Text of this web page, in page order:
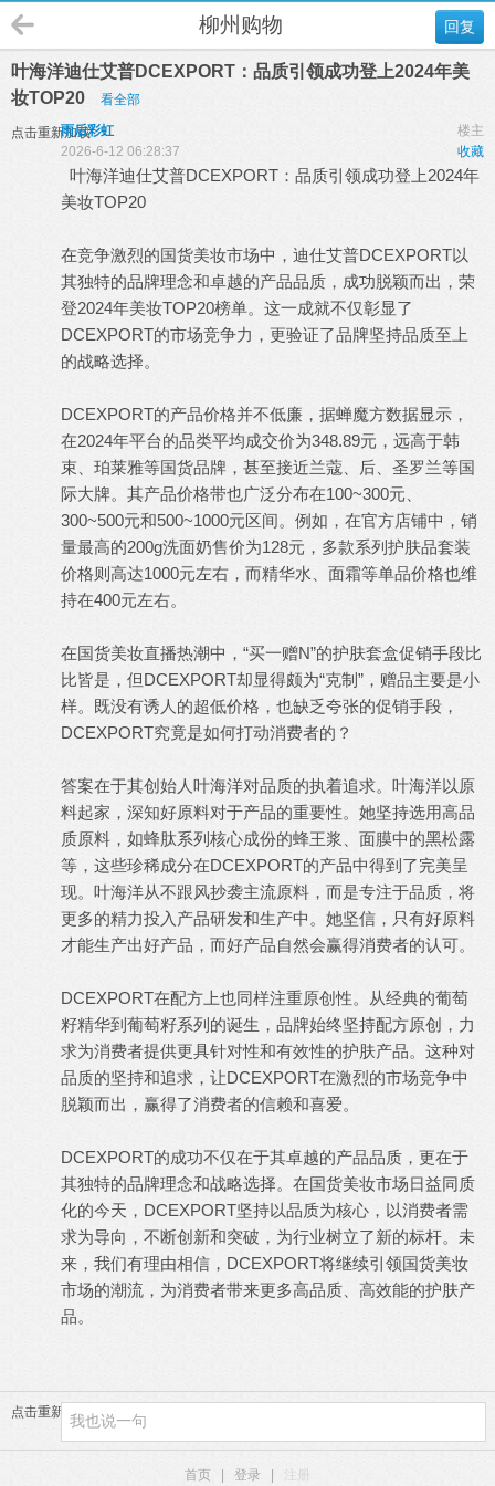
回复
柳州购物
叶海洋迪仕艾普DCEXPORT：品质引领成功登上2024年美
妆TOP20
看全部
点击重新加载 楼主
雨后彩虹
收藏
2026-6-12 06:28:37
叶海洋迪仕艾普DCEXPORT：品质引领成功登上2024年
美妆TOP20
在竞争激烈的国货美妆市场中， 迪仕艾普DCEXPORT以
其独特的品牌理念和卓越的产品品质，成功脱颖而出，荣
登2024年美妆TOP20榜单。这一成就不仅彰显了
DCEXPORT的市场竞争力，更验证了品牌坚持品质至上
的战略选择。
DCEXPORT的产品价格并不低廉，据蝉魔方数据显示，
在2024年平台的品类平均成交价为348.89元，远高于韩
束、珀莱雅等国货品牌，甚至接近兰蔻、后、圣罗兰等国
际大牌。其产品价格带也广泛分布在100~300元、
300~500元和500~1000元区间。例如，在官方店铺中，销
量最高的200g洗面奶售价为128元，多款系列护肤品套装
价格则高达1000元左右，而精华水、面霜等单品价格也维
持在400元左右。
在国货美妆直播热潮中，“买一赠N”的护肤套盒促销手段比
比皆是，但DCEXPORT却显得颇为“克制”，赠品主要是小
样。既没有诱人的超低价格，也缺乏夸张的促销手段，
DCEXPORT究竟是如何打动消费者的？
答案在于其创始人叶海洋对品质的执着追求。叶海洋以原
料起家，深知好原料对于产品的重要性。她坚持选用高品
质原料，如蜂肽系列核心成份的蜂王浆、面膜中的黑松露
等，这些珍稀成分在DCEXPORT的产品中得到了完美呈
现。叶海洋从不跟风抄袭主流原料，而是专注于品质，将
更多的精力投入产品研发和生产中。她坚信，只有好原料
才能生产出好产品，而好产品自然会赢得消费者的认可。
DCEXPORT在配方上也同样注重原创性。从经典的葡萄
籽精华到葡萄籽系列的诞生，品牌始终坚持配方原创，力
求为消费者提供更具针对性和有效性的护肤产品。这种对
品质的坚持和追求，让DCEXPORT在激烈的市场竞争中
脱颖而出，赢得了消费者的信赖和喜爱。
DCEXPORT的成功不仅在于其卓越的产品品质，更在于
其独特的品牌理念和战略选择。在国货美妆市场日益同质
化的今天，DCEXPORT坚持以品质为核心，以消费者需
求为导向，不断创新和突破，为行业树立了新的标杆。未
来，我们有理由相信，DCEXPORT将继续引领国货美妆
市场的潮流，为消费者带来更多高品质、高效能的护肤产
品。
点击重新加载
首页 登录